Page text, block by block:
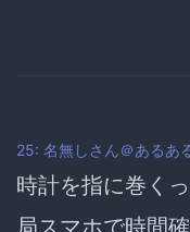
25: 名無しさん＠あるあ
時計を指に巻く
局スマホで時間